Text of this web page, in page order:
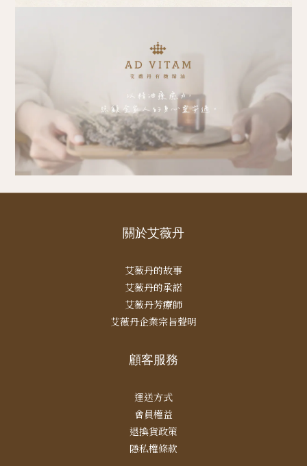
關於艾薇丹
艾薇丹的故事
艾薇丹的承諾
艾薇丹芳療師
艾薇丹企業宗旨聲明
顧客服務
運送方式
會員權益
退換貨政策
隱私權條款